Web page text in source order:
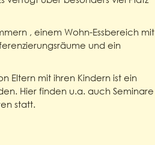
, einem Wohn-Essbereich mit
und ein
Eltern mit ihren Kindern ist ein
Hier finden u.a. auch Seminare
statt.